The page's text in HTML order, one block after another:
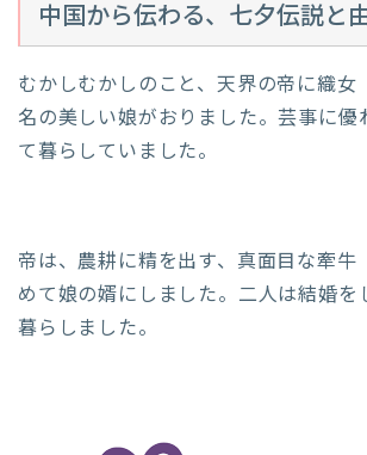
中国から伝わる、七夕伝説と
むかしむかしのこと、天界の帝に織女
名の美しい娘がおりました。芸事に優
て暮らしていました。
帝は、農耕に精を出す、真面目な牽牛
めて娘の婿にしました。二人は結婚を
暮らしました。